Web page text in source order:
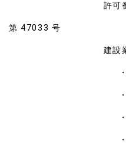
許可番号 埼玉
第 47033 号
建設業の
・土木工
・とび、土
・造園工
・建築工